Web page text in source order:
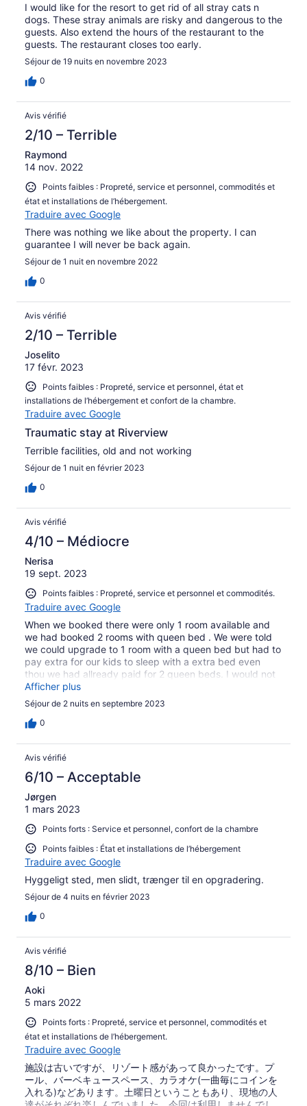
I would like for the resort to get rid of all stray cats n
dogs. These stray animals are risky and dangerous to the
guests. Also extend the hours of the restaurant to the
guests. The restaurant closes too early.
Séjour de 19 nuits en novembre 2023
0
Avis vérifié
2/10 – Terrible
Raymond
14 nov. 2022
Points faibles : Propreté, service et personnel, commodités et
état et installations de l’hébergement.
Traduire avec Google
There was nothing we like about the property. I can
guarantee I will never be back again.
Séjour de 1 nuit en novembre 2022
0
Avis vérifié
2/10 – Terrible
Joselito
17 févr. 2023
Points faibles : Propreté, service et personnel, état et
installations de l’hébergement et confort de la chambre.
Traduire avec Google
Traumatic stay at Riverview
Terrible facilities, old and not working
Séjour de 1 nuit en février 2023
0
Avis vérifié
4/10 – Médiocre
Nerisa
19 sept. 2023
Points faibles : Propreté, service et personnel et commodités.
Traduire avec Google
When we booked there were only 1 room available and
we had booked 2 rooms with queen bed . We were told
we could upgrade to 1 room with a queen bed but had to
pay extra for our kids to sleep with a extra bed even
thou we had allready paid for 2 queen beds. I would not
stay here again
Afficher plus
Séjour de 2 nuits en septembre 2023
0
Avis vérifié
6/10 – Acceptable
Jørgen
1 mars 2023
Points forts : Service et personnel, confort de la chambre
Points faibles : État et installations de l’hébergement
Traduire avec Google
Hyggeligt sted, men slidt, trænger til en opgradering.
Séjour de 4 nuits en février 2023
0
Avis vérifié
8/10 – Bien
Aoki
5 mars 2022
Points forts : Propreté, service et personnel, commodités et
état et installations de l’hébergement.
Traduire avec Google
施設は古いですが、リゾート感があって良かったです。プ
ール、バーベキュースペース、カラオケ(一曲毎にコインを
入れる)などあります。土曜日ということもあり、現地の人